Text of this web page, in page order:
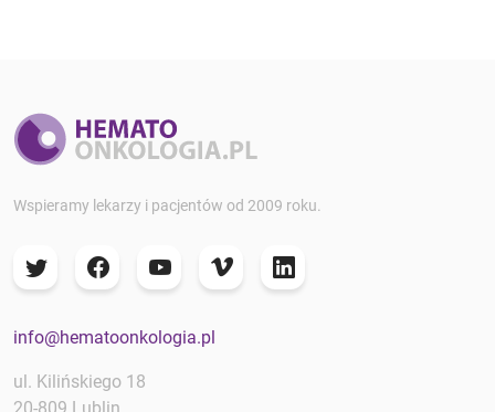
Wspieramy lekarzy i pacjentów od 2009 roku.
info@hematoonkologia.pl
ul. Kilińskiego 18
20-809 Lublin